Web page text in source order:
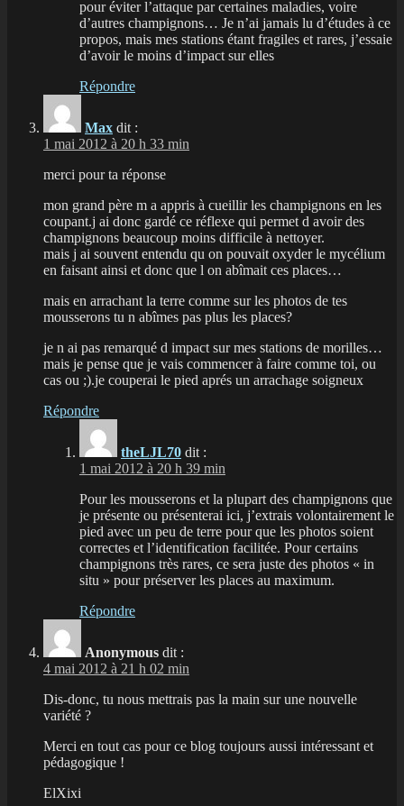
pour éviter l’attaque par certaines maladies, voire
d’autres champignons… Je n’ai jamais lu d’études à ce
propos, mais mes stations étant fragiles et rares, j’essaie
d’avoir le moins d’impact sur elles
Répondre
Max dit :
1 mai 2012 à 20 h 33 min
merci pour ta réponse
mon grand père m a appris à cueillir les champignons en les
coupant.j ai donc gardé ce réflexe qui permet d avoir des
champignons beaucoup moins difficile à nettoyer.
mais j ai souvent entendu qu on pouvait oxyder le mycélium
en faisant ainsi et donc que l on abîmait ces places…
mais en arrachant la terre comme sur les photos de tes
mousserons tu n abîmes pas plus les places?
je n ai pas remarqué d impact sur mes stations de morilles…
mais je pense que je vais commencer à faire comme toi, ou
cas ou ;).je couperai le pied aprés un arrachage soigneux
Répondre
theLJL70 dit :
1 mai 2012 à 20 h 39 min
Pour les mousserons et la plupart des champignons que
je présente ou présenterai ici, j’extrais volontairement le
pied avec un peu de terre pour que les photos soient
correctes et l’identification facilitée. Pour certains
champignons très rares, ce sera juste des photos « in
situ » pour préserver les places au maximum.
Répondre
Anonymous dit :
4 mai 2012 à 21 h 02 min
Dis-donc, tu nous mettrais pas la main sur une nouvelle
variété ?
Merci en tout cas pour ce blog toujours aussi intéressant et
pédagogique !
ElXixi